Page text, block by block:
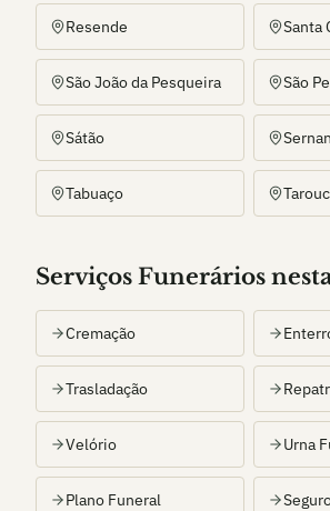
Resende Santa
São João da Pesqueira São
Sátão
Tabuaço
Serviços Funerários
Cremação
Trasladação
Velório Urna
Plano Funeral